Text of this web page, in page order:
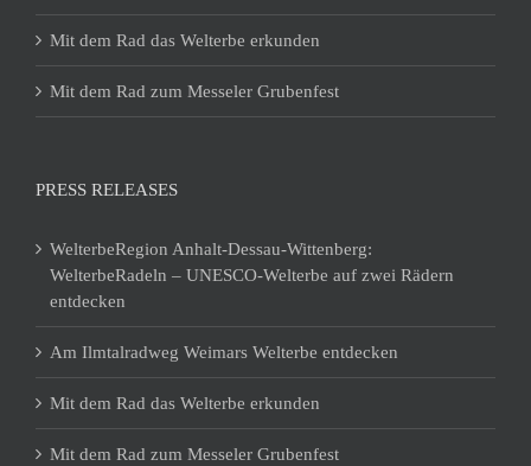
Mit dem Rad das Welterbe erkunden
Mit dem Rad zum Messeler Grubenfest
PRESS RELEASES
WelterbeRegion Anhalt-Dessau-Wittenberg:
WelterbeRadeln – UNESCO-Welterbe auf zwei Rädern
entdecken
Am Ilmtalradweg Weimars Welterbe entdecken
Mit dem Rad das Welterbe erkunden
Mit dem Rad zum Messeler Grubenfest